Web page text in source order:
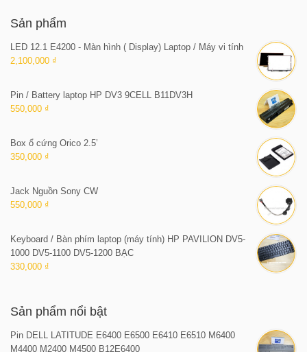
Sản phẩm
LED 12.1 E4200 - Màn hình ( Display) Laptop / Máy vi tính
2,100,000 ₫
Pin / Battery laptop HP DV3 9CELL B11DV3H
550,000 ₫
Box ổ cứng Orico 2.5’
350,000 ₫
Jack Nguồn Sony CW
550,000 ₫
Keyboard / Bàn phím laptop (máy tính) HP PAVILION DV5-
1000 DV5-1100 DV5-1200 BẠC
330,000 ₫
Sản phẩm nổi bật
Pin DELL LATITUDE E6400 E6500 E6410 E6510 M6400
M4400 M2400 M4500 B12E6400